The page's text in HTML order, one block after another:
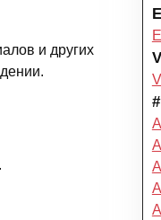
и других
E
V
#